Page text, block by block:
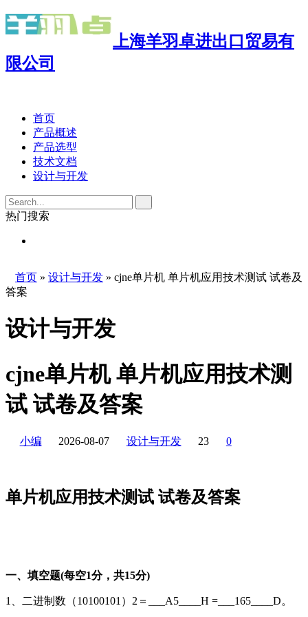
上海羊羽卓进出口贸易有
限公司
首页
产品概述
产品选型
技术文档
设计与开发
热门搜索
首页 » 设计与开发 » cjne单片机 单片机应用技术测试 试卷及
答案
设计与开发
cjne单片机 单片机应用技术测
试 试卷及答案
小编 2026-08-07 设计与开发 23 0
单片机应用技术测试 试卷及答案
一、填空题(每空1分，共15分)
1、二进制数（10100101）2＝___A5____H =___165____D。